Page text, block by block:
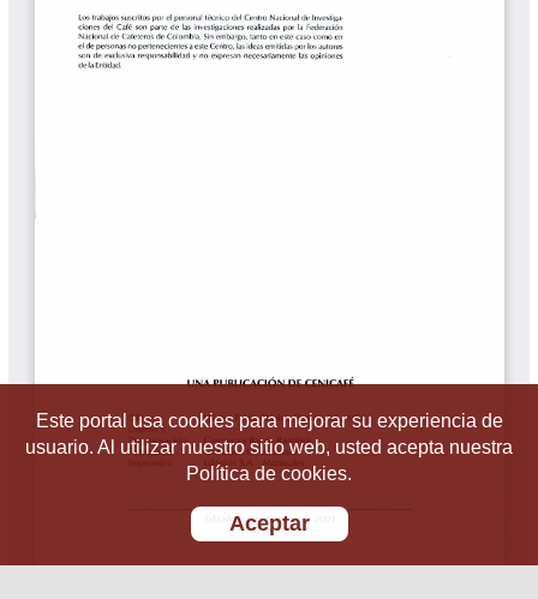
Este portal usa cookies para mejorar su experiencia de
usuario. Al utilizar nuestro sitio web, usted acepta nuestra
Política de cookies.
Aceptar